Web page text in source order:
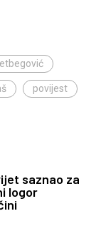
povijest
saznao za
logor